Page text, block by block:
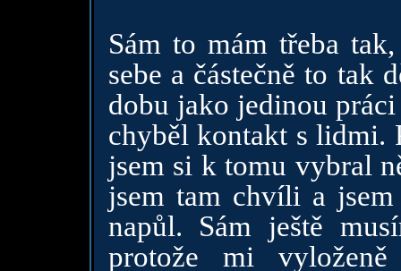
Sám to mám třeba
sebe a částečně to tak
dobu jako jedinou
chyběl kontakt s lidmi.
jsem si k tomu vybral
jsem tam chvíli a
napůl. Sám ještě
protože mi